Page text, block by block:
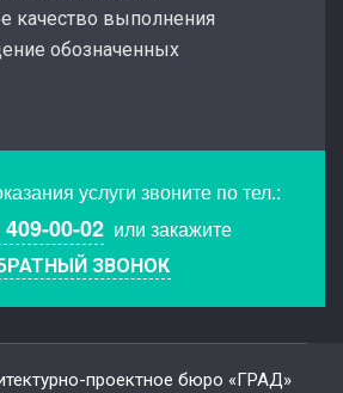
качество выполнения
обозначенных
услуги звоните по тел.:
00-02 или закажите
ЗВОНОК
проектное бюро «ГРАД»